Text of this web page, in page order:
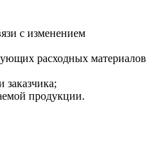
с изменением
расходных материалов
продукции.